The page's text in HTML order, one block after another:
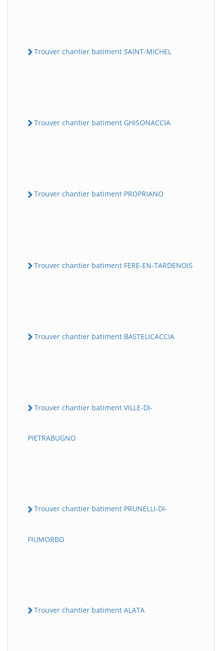
Trouver chantier batiment SAINT-MICHEL
Trouver chantier batiment GHISONACCIA
Trouver chantier batiment PROPRIANO
Trouver chantier batiment FERE-EN-TARDENOIS
Trouver chantier batiment BASTELICACCIA
Trouver chantier batiment VILLE-DI-
PIETRABUGNO
Trouver chantier batiment PRUNELLI-DI-
FIUMORBO
Trouver chantier batiment ALATA